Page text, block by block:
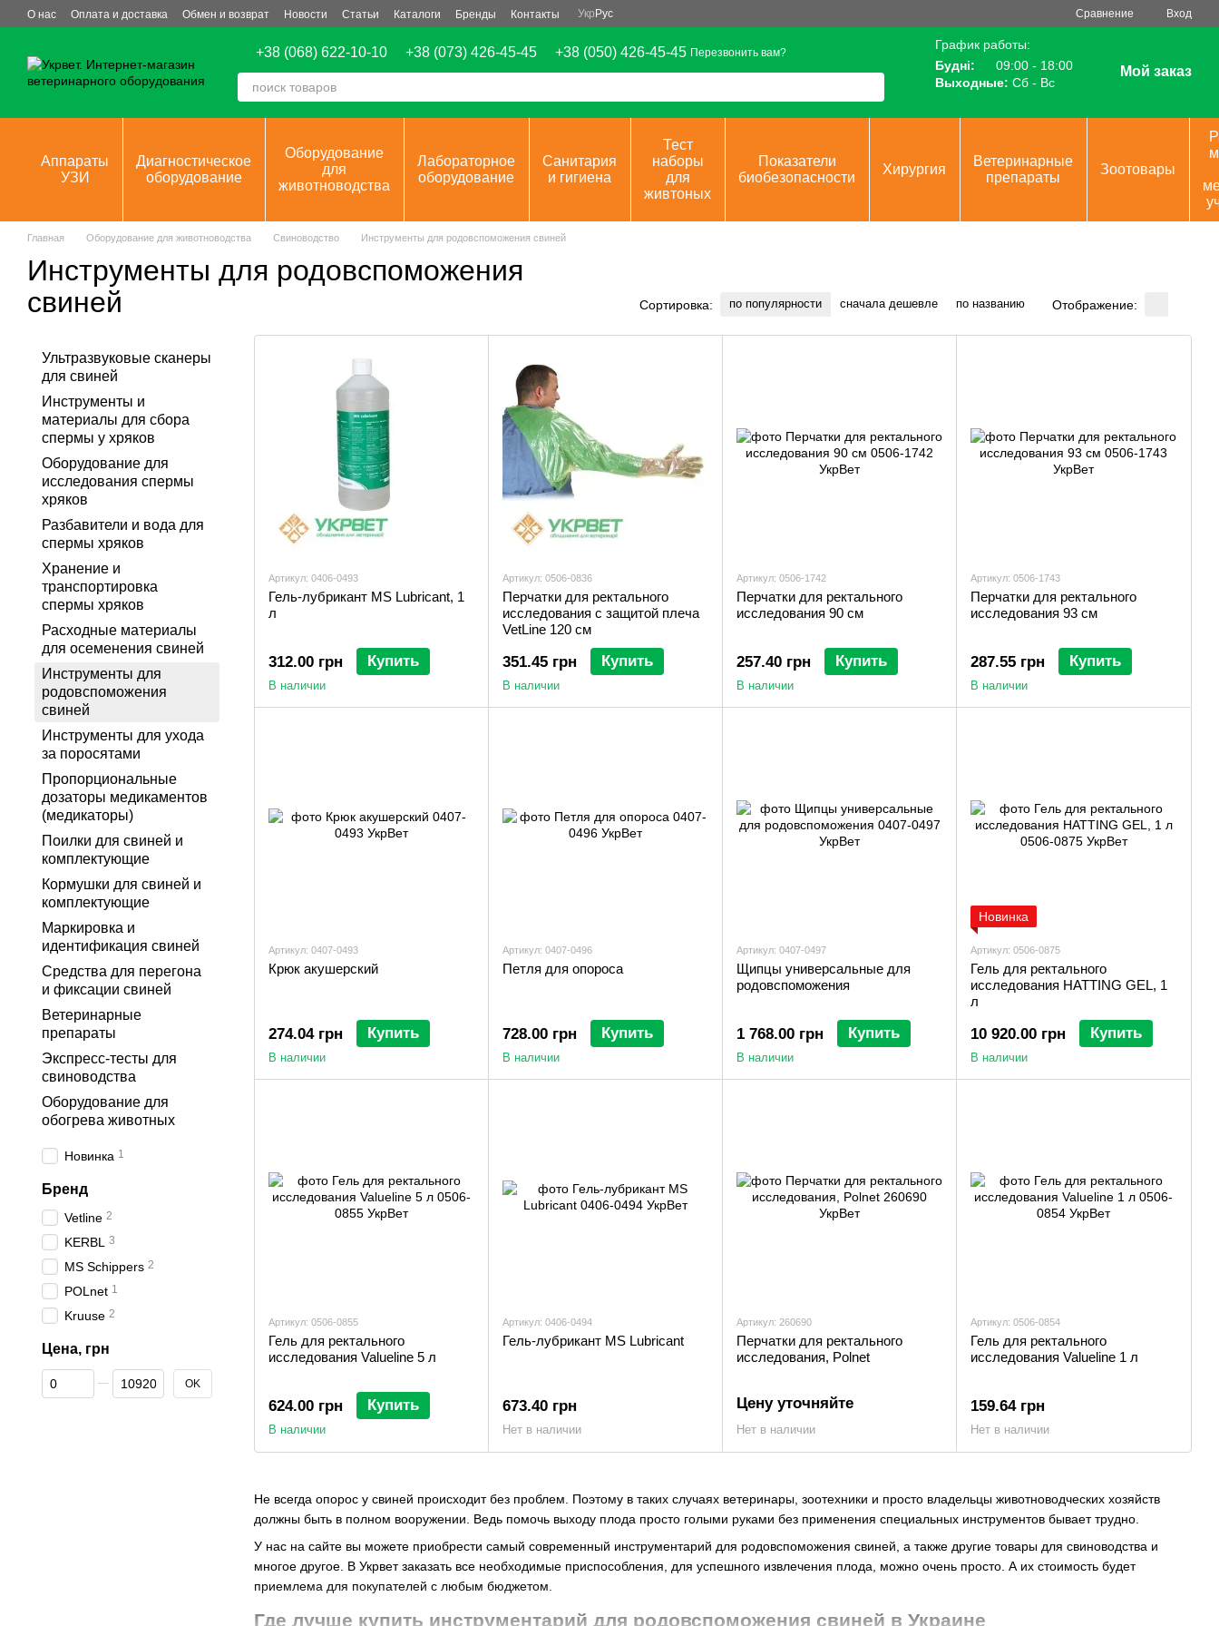
Перейти к основному контенту
О нас Оплата и доставка Обмен и возврат Новости Статьи Каталоги Бренды Контакты Укр Рус Сравнение Вход
+38 (068) 622-10-10 +38 (073) 426-45-45 +38 (050) 426-45-45 Перезвонить вам?
График работы:
Будні:
09:00 - 18:00
Выходные: Сб - Вс
Мой заказ
Аппараты
УЗИ
Диагностическое
оборудование
Оборудование
для
животноводства
Лабораторное
оборудование
Санитария
и гигиена
Тест
наборы
для
живтоных
Показатели
биобезопасности
Хирургия
Ветеринарные
препараты
Зоотовары
Главная Оборудование для животноводства Свиноводство Инструменты для родовспоможения свиней
Инструменты для родовспоможения
свиней
Сортировка: по популярности сначала дешевле по названию Отображение:
Не всегда опорос у свиней происходит без проблем. Поэтому в таких случаях ветеринары, зоотехники и просто владельцы животноводческих хозяйств
должны быть в полном вооружении. Ведь помочь выходу плода просто голыми руками без применения специальных инструментов бывает трудно.
У нас на сайте вы можете приобрести самый современный инструментарий для родовспоможения свиней, а также другие товары для свиноводства и
многое другое. В Укрвет заказать все необходимые приспособления, для успешного извлечения плода, можно очень просто. А их стоимость будет
приемлема для покупателей с любым бюджетом.
Где лучше купить инструментарий для родовспоможения свиней в Украине
Артикул: 0406-0493
Гель-лубрикант MS Lubricant, 1
л
312.00 грн Купить
В наличии
Артикул: 0506-0836
Перчатки для ректального
исследования с защитой плеча
VetLine 120 см
351.45 грн Купить
В наличии
Артикул: 0506-1742
Перчатки для ректального
исследования 90 см
257.40 грн Купить
В наличии
Артикул: 0506-1743
Перчатки для ректального
исследования 93 см
287.55 грн Купить
В наличии
Артикул: 0407-0493
Крюк акушерский
274.04 грн Купить
В наличии
Артикул: 0407-0496
Петля для опороса
728.00 грн Купить
В наличии
Артикул: 0407-0497
Щипцы универсальные для
родовспоможения
1 768.00 грн Купить
В наличии
Новинка
Артикул: 0506-0875
Гель для ректального
исследования HATTING GEL, 1
л
10 920.00 грн Купить
В наличии
Артикул: 0506-0855
Гель для ректального
исследования Valueline 5 л
624.00 грн Купить
В наличии
Артикул: 0406-0494
Гель-лубрикант MS Lubricant
673.40 грн
Нет в наличии
Артикул: 260690
Перчатки для ректального
исследования, Polnet
Цену уточняйте
Нет в наличии
Артикул: 0506-0854
Гель для ректального
исследования Valueline 1 л
159.64 грн
Нет в наличии
Ультразвуковые сканеры
для свиней
Инструменты и
материалы для сбора
спермы у хряков
Оборудование для
исследования спермы
хряков
Разбавители и вода для
спермы хряков
Хранение и
транспортировка
спермы хряков
Расходные материалы
для осеменения свиней
Инструменты для
родовспоможения
свиней
Инструменты для ухода
за поросятами
Пропорциональные
дозаторы медикаментов
(медикаторы)
Поилки для свиней и
комплектующие
Кормушки для свиней и
комплектующие
Маркировка и
идентификация свиней
Средства для перегона
и фиксации свиней
Ветеринарные
препараты
Экспресс-тесты для
свиноводства
Оборудование для
обогрева животных
Новинка 1
Бренд
Vetline 2
KERBL 3
MS Schippers 2
POLnet 1
Kruuse 2
Цена, грн
От Цена, грн
До Цена, грн OK